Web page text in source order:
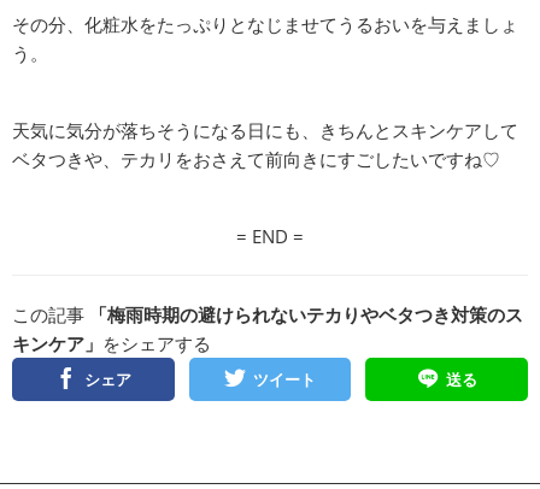
その分、化粧水をたっぷりとなじませてうるおいを与えましょ
う。
天気に気分が落ちそうになる日にも、きちんとスキンケアして
ベタつきや、テカリをおさえて前向きにすごしたいですね♡
= END =
この記事
「梅雨時期の避けられないテカりやベタつき対策のス
キンケア」 をシェアする
シェア ツイート 送る